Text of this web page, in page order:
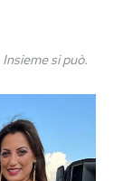
Insieme si può.